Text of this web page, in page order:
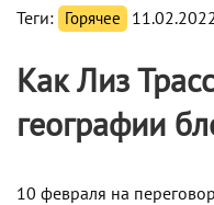
Теги: Горячее
Как Лиз
географии
10 февраля на